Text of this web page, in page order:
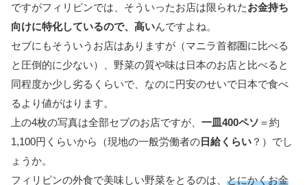
ですがフィリピンでは、そういったお店は限られたお金持ち
向けに特化しているので、高いんですよね。
セブにもそういうお店はありますが（マニラ首都圏に比べる
と圧倒的に少ない）、野菜の質や味は日本のお店と比べると
同程度か少し劣るくらいで、なのに円安のせいで日本で食べ
るより値がはります。
上の4枚の写真は全部セブのお店ですが、 一皿400ペソ ＝約
1,100円くらいから（現地の一般労働者の 日給くらい ？）でし
ょうか。
フィリピンの外食で美味しい野菜をとるのは、 とにかくお金